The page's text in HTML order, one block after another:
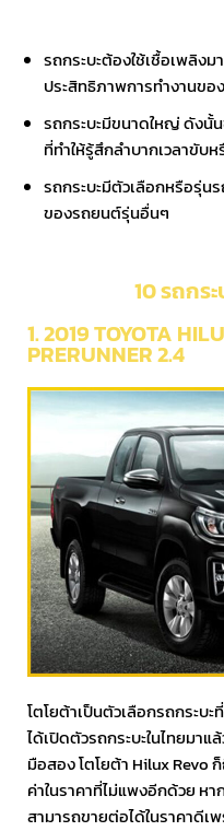
รถกระบะต้องใช้เชื้อเพลิง
ประสิทธิภาพการทำงานขอ
รถกระบะมีขนาดใหญ่ ดังนั้
ที่ทำให้รู้สึกลำบากเวลาขับ
รถกระบะมีตัวเลือกหรือรุ่น
ของรถยนต์รุ่นอื่นๆ
10 รถกร
1. 2019 TOYOTA
PRERUNNER 2.4
โตโยต้าเป็นตัวเลือกรถกระบ
ได้เปิดตัวรถกระบะในไทยมาแ
มือสอง โตโยต้า Hilux Revo
ค่าในราคาที่ไม่แพงอีกด้วย ห
สามารถขายต่อได้ในราคาดีเ